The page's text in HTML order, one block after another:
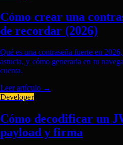
Cómo crear una
de recordar (2026)
Qué es una contraseña fuerte en
astucia, y cómo generarla en tu
cuenta.
Leer artículo →
Developer
Cómo decodificar un
payload y firma